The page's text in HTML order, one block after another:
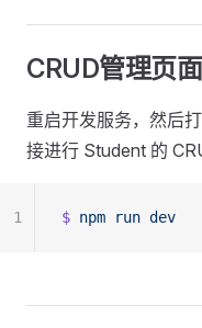
CRUD管理页面
重启开发服务，然后
接进行 Student 的
$ npm run dev
1